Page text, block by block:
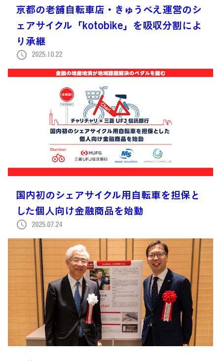
京都の老舗自転車店・きゅうべえ運営のシ
ェアサイクル「kotobike」を吸収分割によ
り承継
2025.10.22
国内初のシェアサイクル用自転車を担保と
した個人向け金融商品を始動
2025.07.24